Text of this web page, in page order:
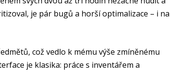
je pár bugů a horší optimalizace – i na
což vedlo k mému výše zmíněnému
je klasika: práce s inventářem a